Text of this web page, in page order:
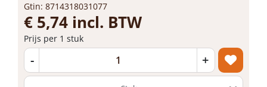
Gtin: 8714318031077
€ 5,74 incl. BTW
Prijs per 1 stuk
- +